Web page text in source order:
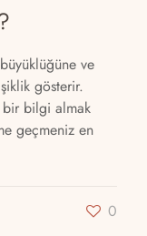
ve
gösterir.
bir bilgi almak
geçmeniz en
0